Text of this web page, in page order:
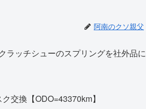
阿南のクソ親父
ラッチシューのスプリングを社外品に
交換【ODO=43370km】